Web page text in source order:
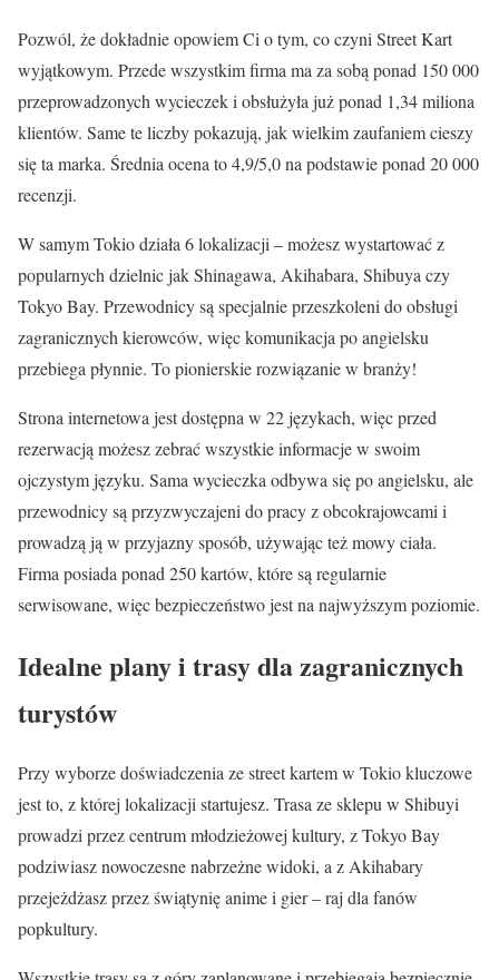
Pozwól, że dokładnie opowiem Ci o tym, co czyni Street Kart
wyjątkowym. Przede wszystkim firma ma za sobą ponad 150 000
przeprowadzonych wycieczek i obsłużyła już ponad 1,34 miliona
klientów. Same te liczby pokazują, jak wielkim zaufaniem cieszy
się ta marka. Średnia ocena to 4,9/5,0 na podstawie ponad 20 000
recenzji.
W samym Tokio działa 6 lokalizacji – możesz wystartować z
popularnych dzielnic jak Shinagawa, Akihabara, Shibuya czy
Tokyo Bay. Przewodnicy są specjalnie przeszkoleni do obsługi
zagranicznych kierowców, więc komunikacja po angielsku
przebiega płynnie. To pionierskie rozwiązanie w branży!
Strona internetowa jest dostępna w 22 językach, więc przed
rezerwacją możesz zebrać wszystkie informacje w swoim
ojczystym języku. Sama wycieczka odbywa się po angielsku, ale
przewodnicy są przyzwyczajeni do pracy z obcokrajowcami i
prowadzą ją w przyjazny sposób, używając też mowy ciała.
Firma posiada ponad 250 kartów, które są regularnie
serwisowane, więc bezpieczeństwo jest na najwyższym poziomie.
Idealne plany i trasy dla zagranicznych
turystów
Przy wyborze doświadczenia ze street kartem w Tokio kluczowe
jest to, z której lokalizacji startujesz. Trasa ze sklepu w Shibuyi
prowadzi przez centrum młodzieżowej kultury, z Tokyo Bay
podziwiasz nowoczesne nabrzeżne widoki, a z Akihabary
przejeżdżasz przez świątynię anime i gier – raj dla fanów
popkultury.